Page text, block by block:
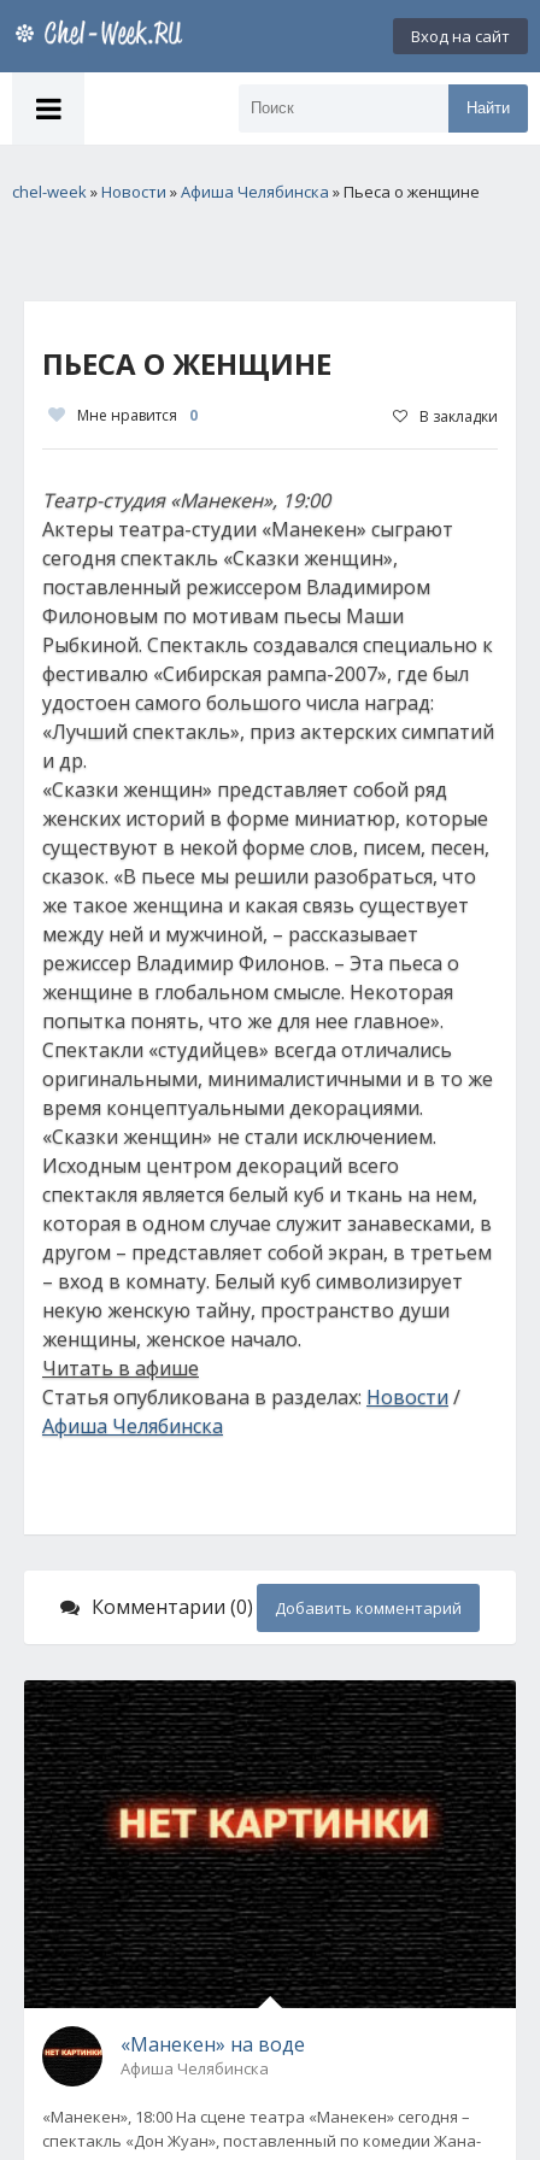
Вход на сайт
Найти
chel-week»Новости »Афиша Челябинска » Пьеса о женщине
ПЬЕСА О ЖЕНЩИНЕ
Мне нравится 0 В закладки
Театр-студия «Манекен», 19:00
Актеры театра-студии «Манекен» сыграют
сегодня спектакль «Сказки женщин»,
поставленный режиссером Владимиром
Филоновым по мотивам пьесы Маши
Рыбкиной. Спектакль создавался специально к
фестивалю «Сибирская рампа-2007», где был
удостоен самого большого числа наград:
«Лучший спектакль», приз актерских симпатий
и др.
«Сказки женщин» представляет собой ряд
женских историй в форме миниатюр, которые
существуют в некой форме слов, писем, песен,
сказок. «В пьесе мы решили разобраться, что
же такое женщина и какая связь существует
между ней и мужчиной, – рассказывает
режиссер Владимир Филонов. – Эта пьеса о
женщине в глобальном смысле. Некоторая
попытка понять, что же для нее главное».
Спектакли «студийцев» всегда отличались
оригинальными, минималистичными и в то же
время концептуальными декорациями.
«Сказки женщин» не стали исключением.
Исходным центром декораций всего
спектакля является белый куб и ткань на нем,
которая в одном случае служит занавесками, в
другом – представляет собой экран, в третьем
– вход в комнату. Белый куб символизирует
некую женскую тайну, пространство души
женщины, женское начало.
Читать в афише
Статья опубликована в разделах: Новости/
Афиша Челябинска
Комментарии (0) Добавить комментарий
«Манекен» на воде
Афиша Челябинска
«Манекен», 18:00 На сцене театра «Манекен» сегодня –
спектакль «Дон Жуан», поставленный по комедии Жана-